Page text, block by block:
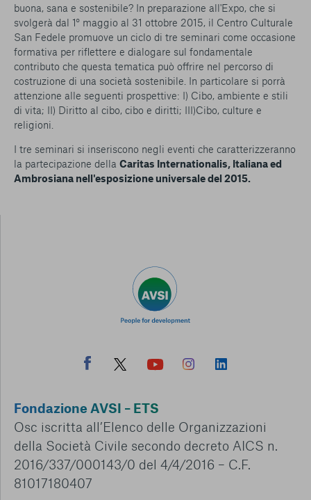
buona, sana e sostenibile? In preparazione all'Expo, che si
svolgerà dal 1° maggio al 31 ottobre 2015, il Centro Culturale
San Fedele promuove un ciclo di tre seminari come occasione
formativa per riflettere e dialogare sul fondamentale
contributo che questa tematica può offrire nel percorso di
costruzione di una società sostenibile. In particolare si porrà
attenzione alle seguenti prospettive: I) Cibo, ambiente e stili
di vita; II) Diritto al cibo, cibo e diritti; III)Cibo, culture e
religioni.
I tre seminari si inseriscono negli eventi che caratterizzeranno
la partecipazione della Caritas Internationalis, Italiana ed
Ambrosiana nell'esposizione universale del 2015.
Fondazione AVSI – ETS
Osc iscritta all’Elenco delle Organizzazioni
della Società Civile secondo decreto AICS n.
2016/337/000143/0 del 4/4/2016 – C.F.
81017180407